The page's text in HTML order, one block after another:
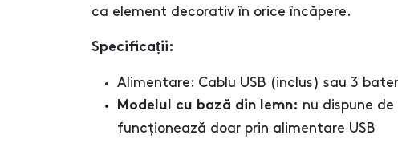
ca element decorativ în orice încăpere.
Specificații:
Alimentare: Cablu USB (inclus) sau 3
Modelul cu bază din lemn: nu dispune
funcționează doar prin alimentare USB